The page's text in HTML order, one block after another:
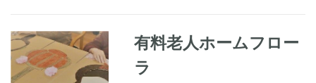
有料老人ホームフロー
ラ